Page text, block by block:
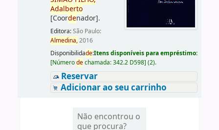
Adalberto
[Coordenador].
Editora:São Paulo:
Almedina,2016
Disponibilidade:Itens disponíveis para empréstimo:
[Númerodechamada:342.2 D598] (2).
Reservar
Adicionar ao seu carrinho
Não encontrou o
que procura?